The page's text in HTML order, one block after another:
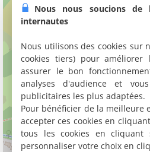
Nous nous soucions
internautes
Nous utilisons des cookies sur
cookies tiers) pour améliorer
assurer le bon
analyses d'audience et
publicitaires les plus adaptées.
Pour bénéficier de la meilleure
accepter ces cookies en
tous les cookies en cliquant
personnaliser votre choix en